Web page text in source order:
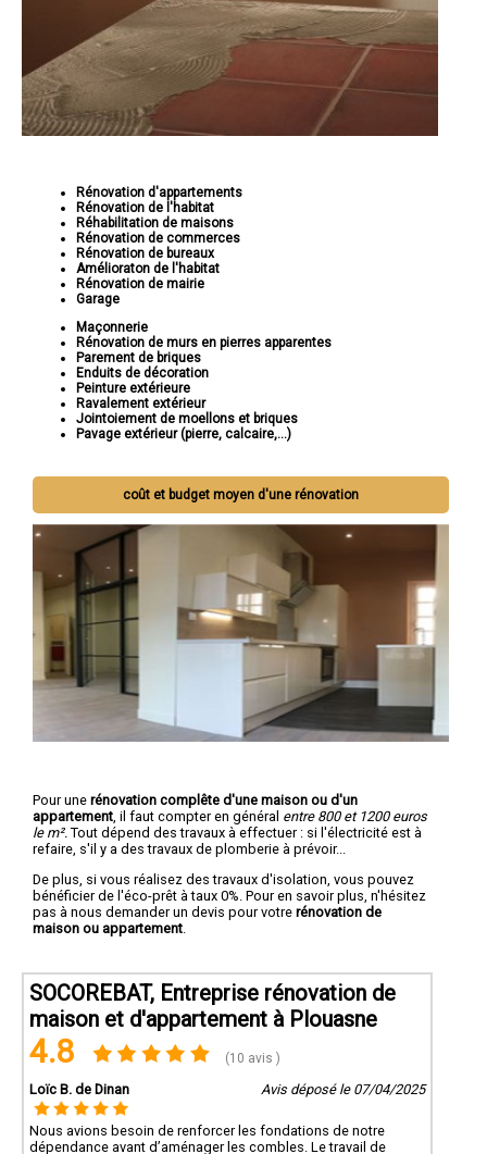
Rénovation d'appartements
Rénovation de l'habitat
Réhabilitation de maisons
Rénovation de commerces
Rénovation de bureaux
Amélioraton de l'habitat
Rénovation de mairie
Garage
Maçonnerie
Rénovation de murs en pierres apparentes
Parement de briques
Enduits de décoration
Peinture extérieure
Ravalement extérieur
Jointoiement de moellons et briques
Pavage extérieur (pierre, calcaire,...)
coût et budget moyen d'une rénovation
Pour une rénovation complête d'une maison ou d'un
appartement , il faut compter en général entre 800 et 1200 euros
le m². Tout dépend des travaux à effectuer : si l'électricité est à
refaire, s'il y a des travaux de plomberie à prévoir...
De plus, si vous réalisez des travaux d'isolation, vous pouvez
bénéficier de l'éco-prêt à taux 0%. Pour en savoir plus, n'hésitez
pas à nous demander un devis pour votre rénovation de
maison ou appartement
SOCOREBAT, Entreprise rénovation de
maison et d'appartement à Plouasne
4.8 (10 avis )
Loïc B. de Dinan Avis déposé le 07/04/2025
Nous avions besoin de renforcer les fondations de notre
dépendance avant d’aménager les combles. Le travail de